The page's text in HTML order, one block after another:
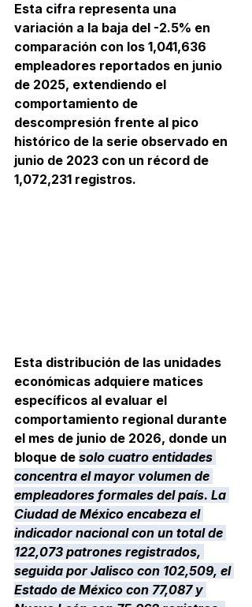
Esta cifra representa una
variación a la baja del -2.5% en
comparación con los 1,041,636
empleadores reportados en junio
de 2025, extendiendo el
comportamiento de
descompresión frente al pico
histórico de la serie observado en
junio de 2023 con un récord de
1,072,231 registros.
Esta distribución de las unidades
económicas adquiere matices
específicos al evaluar el
comportamiento regional durante
el mes de junio de 2026, donde un
bloque de solo cuatro entidades
concentra el mayor volumen de
empleadores formales del país. La
Ciudad de México encabeza el
indicador nacional con un total de
122,073 patrones registrados,
seguida por Jalisco con 102,509, el
Estado de México con 77,087 y